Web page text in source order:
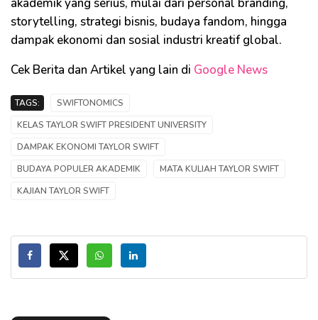
storytelling, strategi bisnis, budaya fandom, hingga
dampak ekonomi dan sosial industri kreatif global.
Cek Berita dan Artikel yang lain di Google News
TAGS:
SWIFTONOMICS
KELAS TAYLOR SWIFT PRESIDENT UNIVERSITY
DAMPAK EKONOMI TAYLOR SWIFT
BUDAYA POPULER AKADEMIK
MATA KULIAH TAYLOR SWIFT
KAJIAN TAYLOR SWIFT